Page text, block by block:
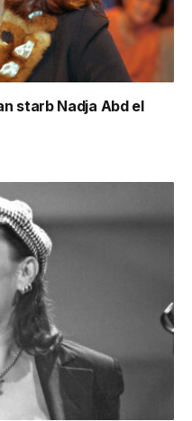
starb Nadja Abd el